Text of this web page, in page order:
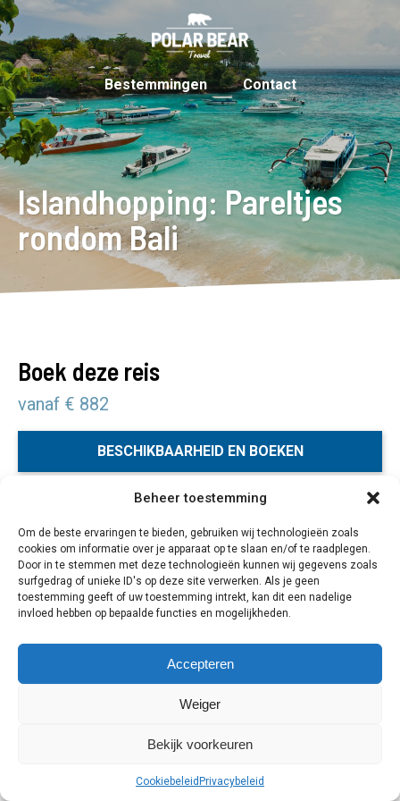
Beheer toestemming
Om de beste ervaringen te bieden, gebruiken wij technologieën zoals
cookies om informatie over je apparaat op te slaan en/of te raadplegen.
Door in te stemmen met deze technologieën kunnen wij gegevens zoals
surfgedrag of unieke ID's op deze site verwerken. Als je geen
toestemming geeft of uw toestemming intrekt, kan dit een nadelige
invloed hebben op bepaalde functies en mogelijkheden.
Accepteren
Weiger
Bekijk voorkeuren
Cookiebeleid Privacybeleid
Bestemmingen Contact
Islandhopping: Pareltjes
rondom Bali
Boek deze reis
vanaf € 882
BESCHIKBAARHEID EN BOEKEN
besteden is om meerdere tropische eilanden tijdens één
rondreis aan te doen, oftewel het zogenaamde
islandhopping. Tijdens deze individuele combinatiereis
zul je naast het godeneiland Bali, nog 3 verschillende
eilanden ontdekken.